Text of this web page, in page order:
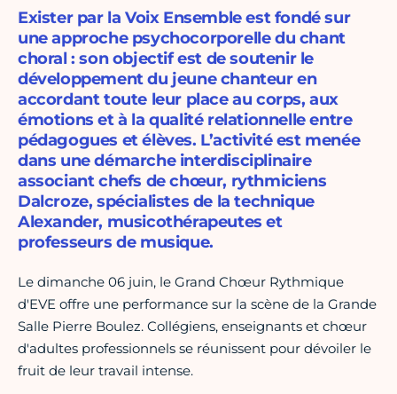
Exister par la Voix Ensemble est fondé sur
une approche psychocorporelle du chant
choral : son objectif est de soutenir le
développement du jeune chanteur en
accordant toute leur place au corps, aux
émotions et à la qualité relationnelle entre
pédagogues et élèves. L’activité est menée
dans une démarche interdisciplinaire
associant chefs de chœur, rythmiciens
Dalcroze, spécialistes de la technique
Alexander, musicothérapeutes et
professeurs de musique.
Le dimanche 06 juin, le Grand Chœur Rythmique
d'EVE offre une performance sur la scène de la Grande
Salle Pierre Boulez. Collégiens, enseignants et chœur
d'adultes professionnels se réunissent pour dévoiler le
fruit de leur travail intense.